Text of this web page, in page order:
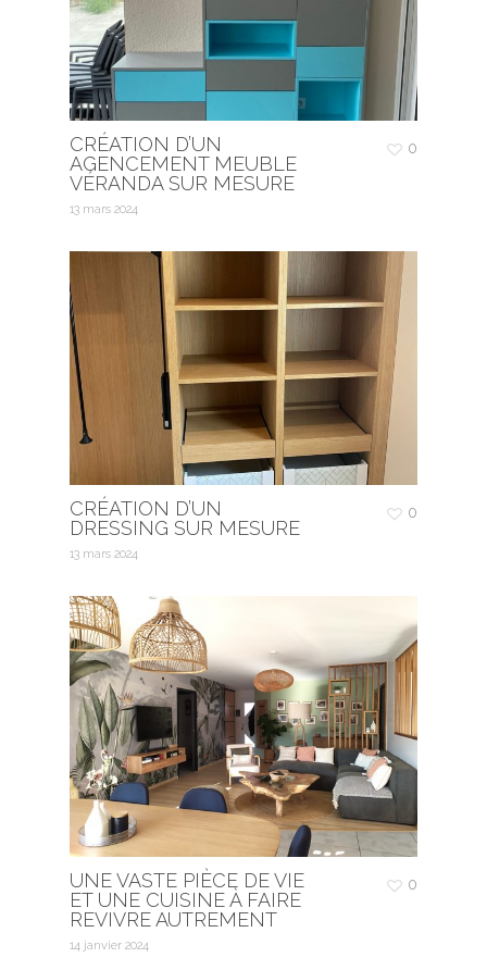
CRÉATION D’UN
AGENCEMENT MEUBLE
VÉRANDA SUR MESURE
13 mars 2024
0
CRÉATION D’UN
DRESSING SUR MESURE
13 mars 2024
0
UNE VASTE PIÈCE DE VIE
ET UNE CUISINE À FAIRE
REVIVRE AUTREMENT
14 janvier 2024
0